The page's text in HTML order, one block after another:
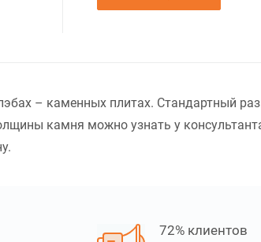
– каменных плитах. Стандартный
камня можно узнать у
72% клиентов